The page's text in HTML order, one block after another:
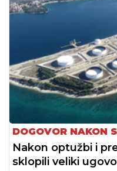
DOGOVOR NAKON
Nakon optužbi i
sklopili veliki